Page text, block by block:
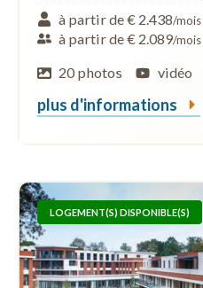
à partir de € 2.438/mois
à partir de € 2.089/mois
20 photos
vidéo
plus d'informations
LOGEMENT(S) DISPONIBLE(S)